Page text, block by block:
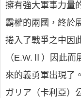
擁有強大軍事力量
霸權的兩國，終於
捲入了戰爭之中因
（E.W.Ⅱ）因此而
來的義勇軍出現了
ガリア（卡利亞）